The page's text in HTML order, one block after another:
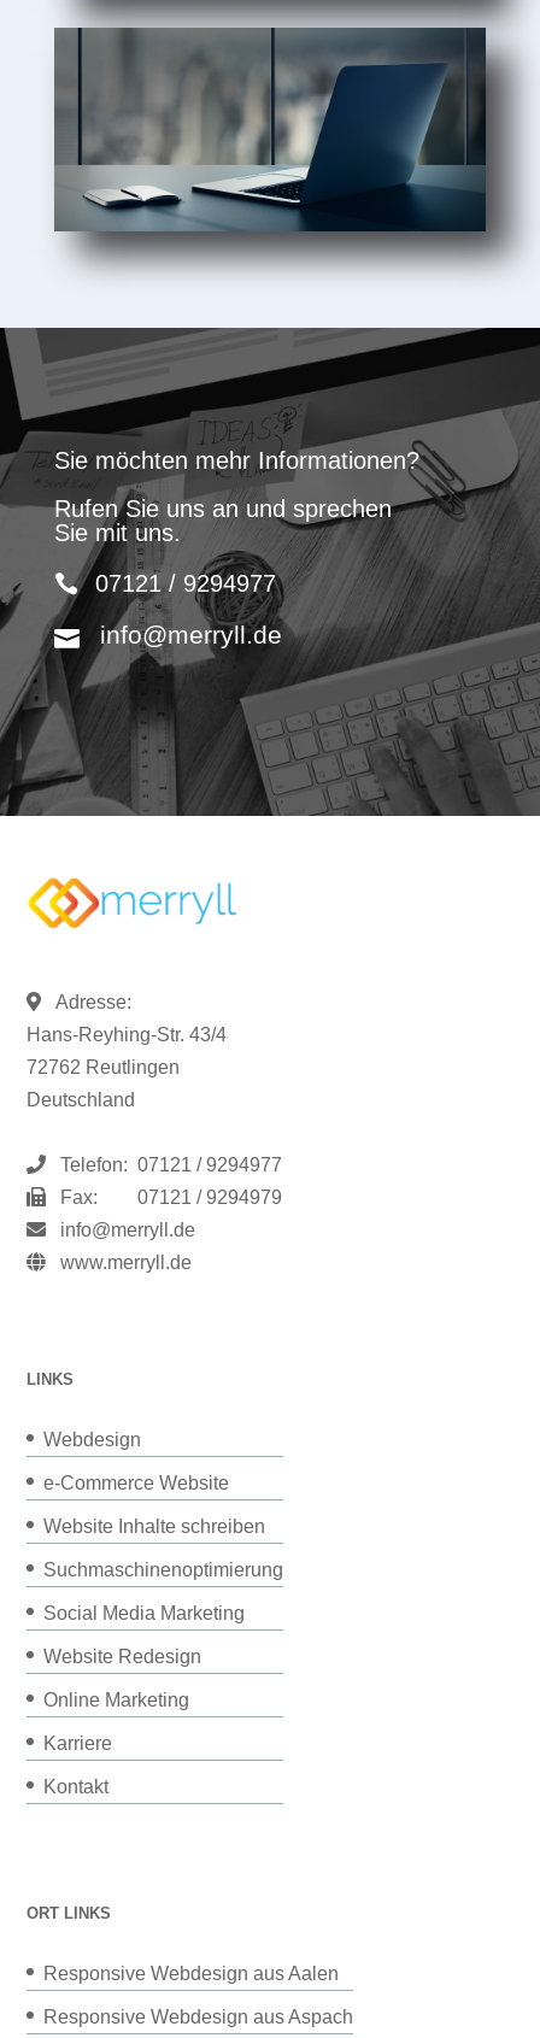
Sie möchten mehr Informationen?
Rufen Sie uns an und sprechen
Sie mit uns.
07121 / 9294977
info@merryll.de
Adresse:
Hans-Reyhing-Str. 43/4
72762 Reutlingen
Deutschland
Telefon: 07121 / 9294977
Fax:
07121 / 9294979
info@merryll.de
www.merryll.de
LINKS
Webdesign
e-Commerce Website
Website Inhalte schreiben
Suchmaschinenoptimierung
Social Media Marketing
Website Redesign
Online Marketing
Karriere
Kontakt
ORT LINKS
Responsive Webdesign aus Aalen
Responsive Webdesign aus Aspach